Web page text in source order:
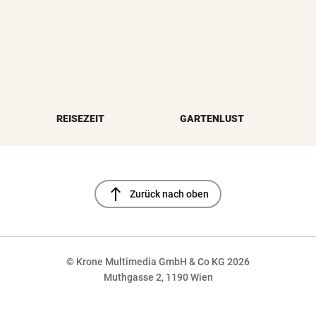
REISEZEIT GARTENLUST
north Zurück nach oben
© Krone Multimedia GmbH & Co KG 2026
Muthgasse 2, 1190 Wien